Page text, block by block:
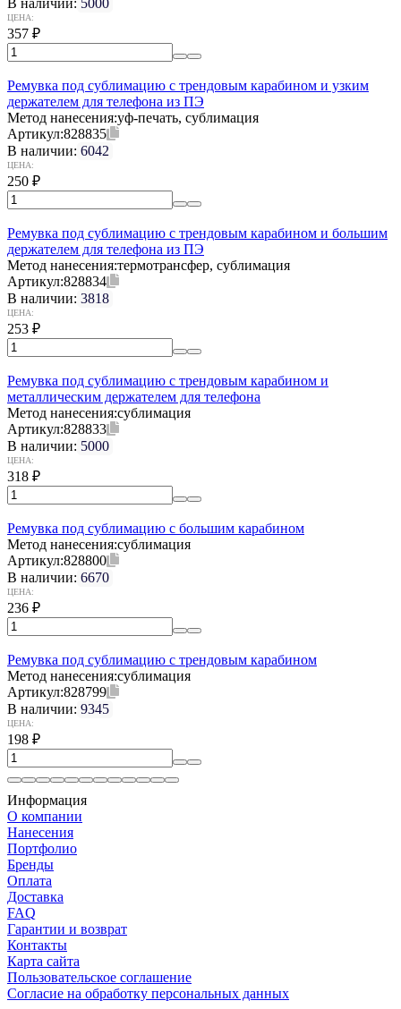
ЦЕНА:
357 ₽
Ремувка под сублимацию с трендовым карабином и узким
держателем для телефона из ПЭ
Метод нанесения:уф-печать, сублимация
Артикул:828835
В наличии: 6042
ЦЕНА:
250 ₽
Ремувка под сублимацию с трендовым карабином и большим
держателем для телефона из ПЭ
Метод нанесения:термотрансфер, сублимация
Артикул:828834
В наличии: 3818
ЦЕНА:
253 ₽
Ремувка под сублимацию с трендовым карабином и
металлическим держателем для телефона
Метод нанесения:сублимация
Артикул:828833
В наличии: 5000
ЦЕНА:
318 ₽
Ремувка под сублимацию с большим карабином
Метод нанесения:сублимация
Артикул:828800
В наличии: 6670
ЦЕНА:
236 ₽
Ремувка под сублимацию с трендовым карабином
Метод нанесения:сублимация
Артикул:828799
В наличии: 9345
ЦЕНА:
198 ₽
Информация
О компании
Нанесения
Портфолио
Бренды
Оплата
Доставка
FAQ
Гарантии и возврат
Контакты
Карта сайта
Пользовательское соглашение
Согласие на обработку персональных данных